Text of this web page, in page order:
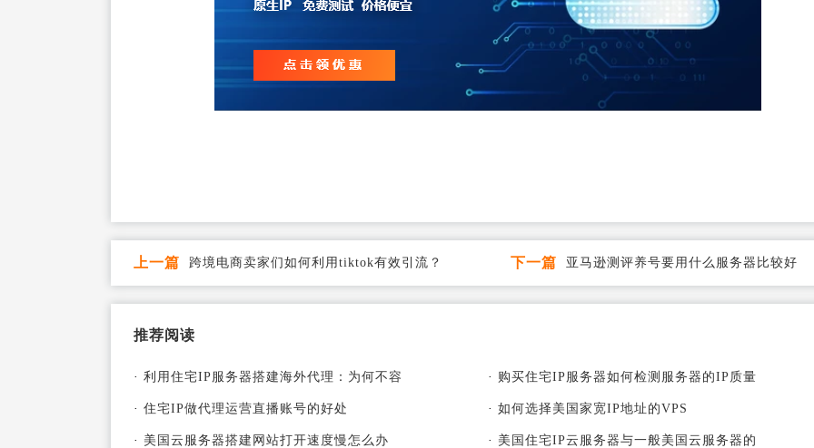
上一篇 跨境电商卖家们如何利用tiktok有效引流？ 下一篇 亚马逊测评养号要用什么服务器比较好
推荐阅读
· 利用住宅IP服务器搭建海外代理：为何不容 · 购买住宅IP服务器如何检测服务器的IP质量
· 住宅IP做代理运营直播账号的好处 · 如何选择美国家宽IP地址的VPS
· 美国云服务器搭建网站打开速度慢怎么办 · 美国住宅IP云服务器与一般美国云服务器的